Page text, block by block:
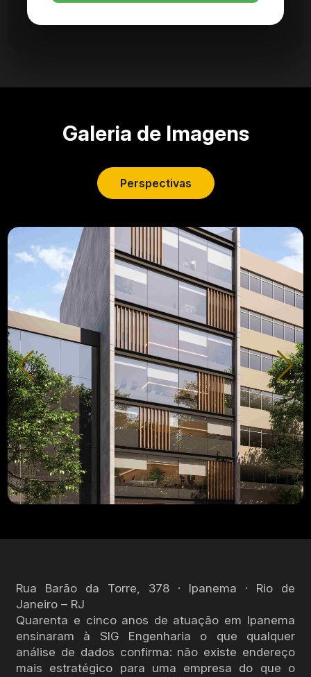
Galeria de Imagens
Perspectivas
Rua Barão da Torre, 378 · Ipanema · Rio de
Janeiro – RJ
Quarenta e cinco anos de atuação em Ipanema
ensinaram à SIG Engenharia o que qualquer
análise de dados confirma: não existe endereço
mais estratégico para uma empresa do que o